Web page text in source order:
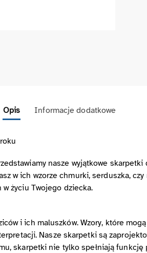
Opis Informacje dodatkowe
nasze wyjątkowe
w ich wzorze chmurki, serduszka,
życiu Twojego dziecka.
i ich maluszków. Wzory, które
Nasze skarpetki są
skarpetki nie tylko spełniają